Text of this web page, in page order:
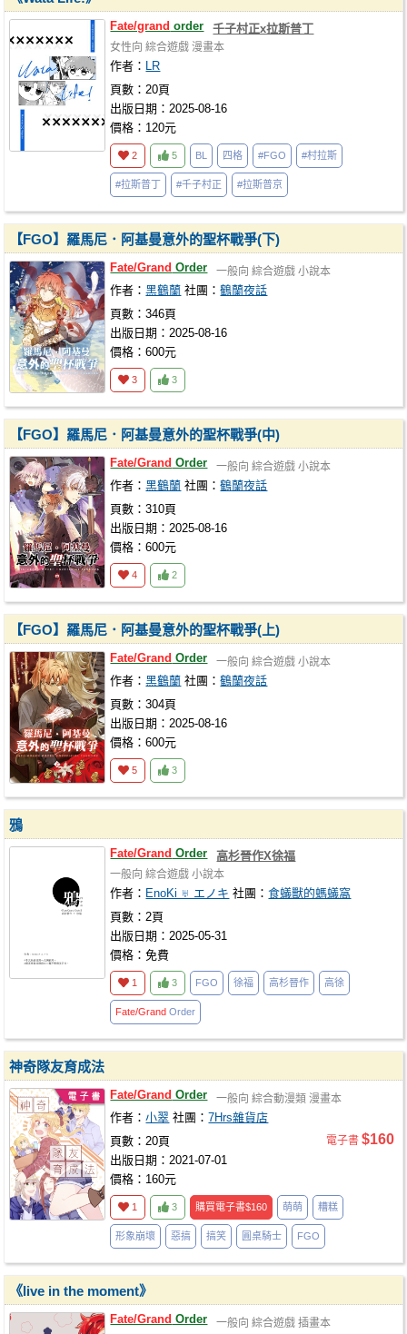
Fate/grand order 千子村正x拉斯普丁
女性向 綜合遊戲 漫畫本
作者： LR
頁數：20頁
出版日期：2025-08-16
價格：120元
2 5 BL 四格 #FGO #村拉斯
#拉斯普丁 #千子村正 #拉斯普京
【FGO】羅馬尼．阿基曼意外的聖杯戰爭(下)
Fate/Grand Order 一般向 綜合遊戲 小說本
作者：黑鶴蘭 社團：鶴蘭夜話
頁數：346頁
出版日期：2025-08-16
價格：600元
3 3
【FGO】羅馬尼．阿基曼意外的聖杯戰爭(中)
Fate/Grand Order 一般向 綜合遊戲 小說本
作者：黑鶴蘭 社團：鶴蘭夜話
頁數：310頁
出版日期：2025-08-16
價格：600元
4 2
【FGO】羅馬尼．阿基曼意外的聖杯戰爭(上)
Fate/Grand Order 一般向 綜合遊戲 小說本
作者：黑鶴蘭 社團：鶴蘭夜話
頁數：304頁
出版日期：2025-08-16
價格：600元
5 3
鴉
Fate/Grand Order 高杉晉作X徐福
一般向 綜合遊戲 小說本
作者： EnoKi ♅ エノキ 社團：食蟻獸的螞蟻窩
頁數：2頁
出版日期：2025-05-31
價格：免費
1 3 FGO 徐福 高杉晉作 高徐
Fate/Grand Order
神奇隊友育成法
Fate/Grand Order 一般向 綜合動漫類 漫畫本
作者：小翠 社團：7Hrs雜貨店
頁數：20頁
出版日期：2021-07-01
價格：160元
電子書 $160
1 3 購買電子書$160 萌萌 糟糕
形象崩壞 惡搞 搞笑 圓桌騎士 FGO
《live in the moment》
Fate/Grand Order 一般向 綜合遊戲 插畫本